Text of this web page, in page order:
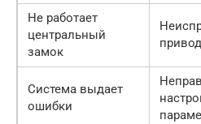
Не работает
центральный
замок
Система выдает
ошибки